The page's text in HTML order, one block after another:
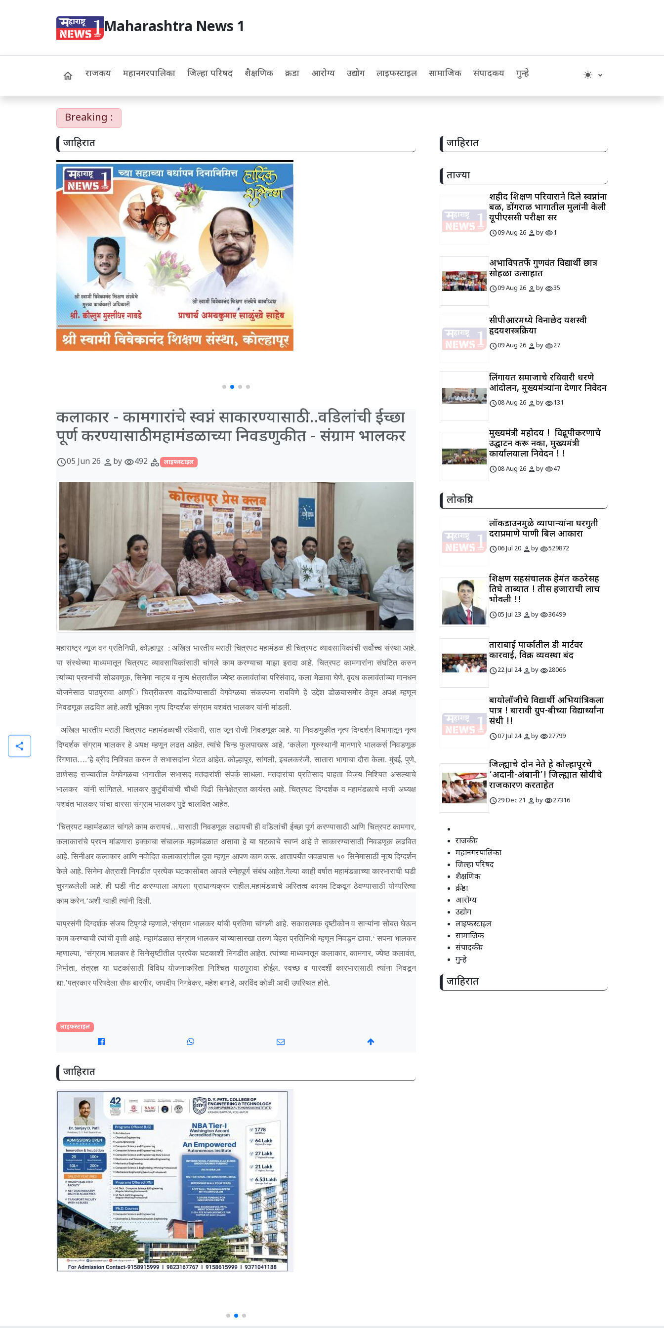
Maharashtra News 1
home राजकीय महानगरपालिका जिल्हा परिषद शैक्षणिक क्रीडा आरोग्य उद्योग लाइफस्टाइल सामाजिक संपादकीय गुन्हे
Breaking :
जाहिरात
कलाकार - कामगारांचे स्वप्नं साकारण्यासाठी…वडिलांची ईच्छा
पूर्ण करण्यासाठी महामंडळाच्या निवडणुकीत - संग्राम भालकर
schedule05 Jun 26 personby visibility492 category लाइफस्टाइल
महाराष्ट्र न्यूज वन प्रतिनिधी, कोल्हापूर : अखिल भारतीय मराठी चित्रपट महामंडळ ही चित्रपट व्यावसायिकांची सर्वोच्च संस्था आहे.
या संस्थेच्या माध्यमातून चित्रपट व्यावसायिकांसाठी चांगले काम करण्याचा माझा इरादा आहे. चित्रपट कामगारांना संघटित करुन
त्यांच्या प्रश्नांची सोडवणूक, सिनेमा नाट्य व नृत्य क्षेत्रातील ज्येष्ट कलावंतांचा परिसंवाद, कला मेळावा घेणे, वृदध कलावंतांच्या मानधन
योजनेसाठ पाठपुरावा आण्ि चित्रीकरण वाढविण्यासाठी वेगवेग्ळया संकल्पना राबविणे हे उद्देश डोळयासमोर ठेवून अपक्ष म्हणून
निवडणूक लढवित आहे.अशी भूमिका नृत्य दिग्दर्शक संग्राम यशवंत भालकर यांनी मांडली.
अखिल भारतीय मराठी चित्रपट महामंडळाची रविवारी, सात जून रोजी निवडणूक आहे. या निवडणुकीत नृत्य दिग्दर्शन विभागातून नृत्य
दिग्दर्शक संग्राम भालकर हे अपक्ष म्हणून लढत आहेत. त्यांचे चिन्ह फुलपाखरू आहे. ‘कलेला गुरुस्थानी मानणारे भालकर्स निवडणूक
रिंगणात….’हे ब्रीद निश्चित करुन ते सभासदांना भेटत आहेत. कोल्हापूर, सांगली, इचलकरंजी, सातारा भागाचा दौरा केला. मुंबई, पुणे,
ठाणेसह राज्यातील वेगवेगळया भागातील सभासद मतदारांशी संपर्क साधला. मतदारांचा प्रतिसाद पाहता विजय निश्चित असल्याचे
भालकर यांनी सांगितले. भालकर कुटुंबीयांची चौथी पिढी सिनेक्षेत्रात कार्यरत आहे. चित्रपट दिग्दर्शक व महामंडळाचे माजी अध्यक्ष
यशवंत भालकर यांचा वारसा संग्राम भालकर पुढे चालवित आहेत.
‘चित्रपट महामंडळात चांगले काम करायचं…यासाठी निवडणूक लढायची ही वडिलांची ईच्छा पूर्ण करण्यासाठी आणि चित्रपट कामगार,
कलाकारांचे प्रश्न मांडणारा हक्काचा संचालक महामंडळात असावा हे या घटकाचे स्वप्नं आहे ते साकारण्यासाठी निवडणूक लढवित
आहे. सिनीअर कलाकार आणि नवोदित कलाकारांतील दुवा म्हणून आपण काम करू. आतापर्यंत जवळपास ५० सिनेमासाठी नृत्य दिग्दर्शन
केले आहे. सिनेमा क्षेत्राशी निगडीत प्रत्येक घटकासोबत आपले स्नेहपूर्ण संबंध आहेत.गेल्या काही वर्षात महामंडळाच्या कारभाराची घडी
चुरगळलेली आहे. ही घडी नीट करण्याला आपला प्राधान्यक्रम राहील.महामंडळाचे अस्तित्व कायम टिकवून ठेवण्यासाठी योग्यरित्या
काम करेन.‘अशी ग्वाही त्यांनी दिली.
याप्रसंगी दिग्दर्शक संजय टिपुगडे म्हणाले,‘संग्राम भालकर यांची प्रतिमा चांगली आहे. सकारात्मक दृष्टीकोन व साऱ्यांना सोबत घेऊन
काम करण्याची त्यांची वृत्ती आहे. महामंडळात संग्राम भालकर यांच्यासारखा तरुण चेहरा प्रतिनिधी म्हणून निवडून द्यावा.‘ सपना भालकर
म्हणाल्या, ‘संग्राम भालकर हे सिनेसृष्टीतील प्रत्येक घटकाशी निगडीत आहेत. त्यांच्या माध्यमातून कलाकार, कामगार, ज्येष्ठ कलावंत,
निर्माता, तंत्रज्ञ या घटकांसाठी विविध योजनाकरिता निश्चित पाठपुरावा होईल. स्वच्छ व पारदर्शी कारभारासाठी त्यांना निवडून
द्या.’पत्रकार परिषदेला सैफ बारगीर, जयदीप निगवेकर, महेश बगाडे, अरविंद कोळी आदी उपस्थित होते.
लाइफस्टाइल
जाहिरात
जाहिरात
ताज्या
शहीद शिक्षण परिवाराने दिले स्वप्नांना
बळ, डोंगराळ भागातील मुलांनी केली
यूपीएससी परीक्षा सर
schedule09 Aug 26 personbyvisibility1
अभाविपतर्फे गुणवंत विद्यार्थी छात्र
सोहळा उत्साहात
schedule09 Aug 26 personbyvisibility35
सीपीआरमध्ये विनाछेद यशस्वी
हृदयशस्त्रक्रिया
schedule09 Aug 26 personbyvisibility27
लिंगायत समाजाचे रविवारी धरणे
आंदोलन, मुख्यमंत्र्यांना देणार निवेदन
schedule08 Aug 26 personbyvisibility131
मुख्यमंत्री महोदय ! विद्रूपीकरणाचे
उद्घाटन करू नका, मुख्यमंत्री
कार्यालयाला निवेदन ! !
schedule08 Aug 26 personbyvisibility47
लोकप्रिय
लॉकडाउनमुळे व्यापाऱ्यांना घरगुती
दराप्रमाणे पाणी बिल आकारा
schedule06 Jul 20 personbyvisibility529872
शिक्षण सहसंचालक हेमंत कठरेसह
तिघे ताब्यात ! तीस हजाराची लाच
भोवली !!
schedule05 Jul 23 personbyvisibility36499
ताराबाई पार्कातील डी मार्टवर
कारवाई, विक्री व्यवस्था बंद
schedule22 Jul 24 personbyvisibility28066
बायोलॉजीचे विद्यार्थी अभियांत्रिकीला
पात्र ! बारावी ग्रुप-बीच्या विद्यार्थ्यांना
संधी !!
schedule07 Jul 24 personbyvisibility27799
जिल्ह्याचे दोन नेते हे कोल्हापूरचे
‘अदानी-अंबानी’! जिल्ह्यात सोयीचे
राजकारण करताहेत
schedule29 Dec 21 personbyvisibility27316
राजकीय
महानगरपालिका
जिल्हा परिषद
शैक्षणिक
क्रीडा
आरोग्य
उद्योग
लाइफस्टाइल
सामाजिक
संपादकीय
गुन्हे
जाहिरात
share